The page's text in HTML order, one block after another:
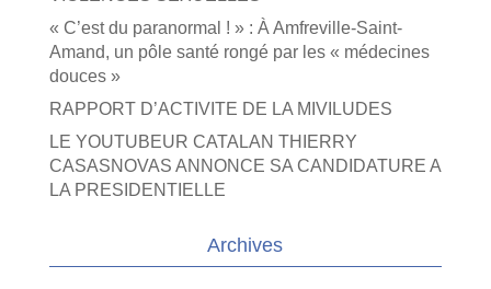
« C’est du paranormal ! » : À Amfreville-Saint-
Amand, un pôle santé rongé par les « médecines
douces »
RAPPORT D’ACTIVITE DE LA MIVILUDES
LE YOUTUBEUR CATALAN THIERRY
CASASNOVAS ANNONCE SA CANDIDATURE A
LA PRESIDENTIELLE
Archives